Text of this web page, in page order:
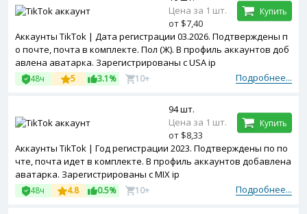
Аккаунты TikTok | Дата регистрации 03.2026. Подтверждены п
о почте, почта в комплекте. Пол (Ж). В профиль аккаунтов доб
авлена аватарка. Зарегистрированы с USA ip
Подробнее...
48ч 5 3.1% 10+
Цена за 1 шт.
от $7,40
Купить
Аккаунты TikTok | Год регистрации 2023. Подтверждены по по
чте, почта идет в комплекте. В профиль аккаунтов добавлена
аватарка. Зарегистрированы с MIX ip
Подробнее...
48ч 4.8 0.5% 10+
94 шт.
Цена за 1 шт.
от $8,33
Купить